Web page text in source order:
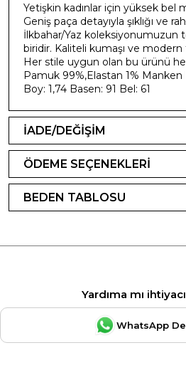
Yetişkin kadınlar için yüksek bel
Geniş paça detayıyla şıklığı ve
İlkbahar/Yaz koleksiyonumuzun
biridir. Kaliteli kumaşı ve modern
Her stile uygun olan bu ürünü
Pamuk 99%,Elastan 1%
Boy: 1,74 Basen: 91 Bel: 61
İADE/DEĞİŞİM
ÖDEME SEÇENEKLERİ
BEDEN TABLOSU
Yardıma mı
WhatsApp